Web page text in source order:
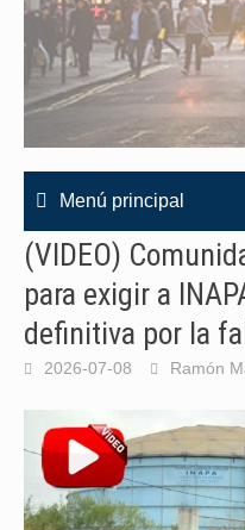
Menú principal
(VIDEO)
para exigir a
definitiva por la
2026-07-08 Ramón